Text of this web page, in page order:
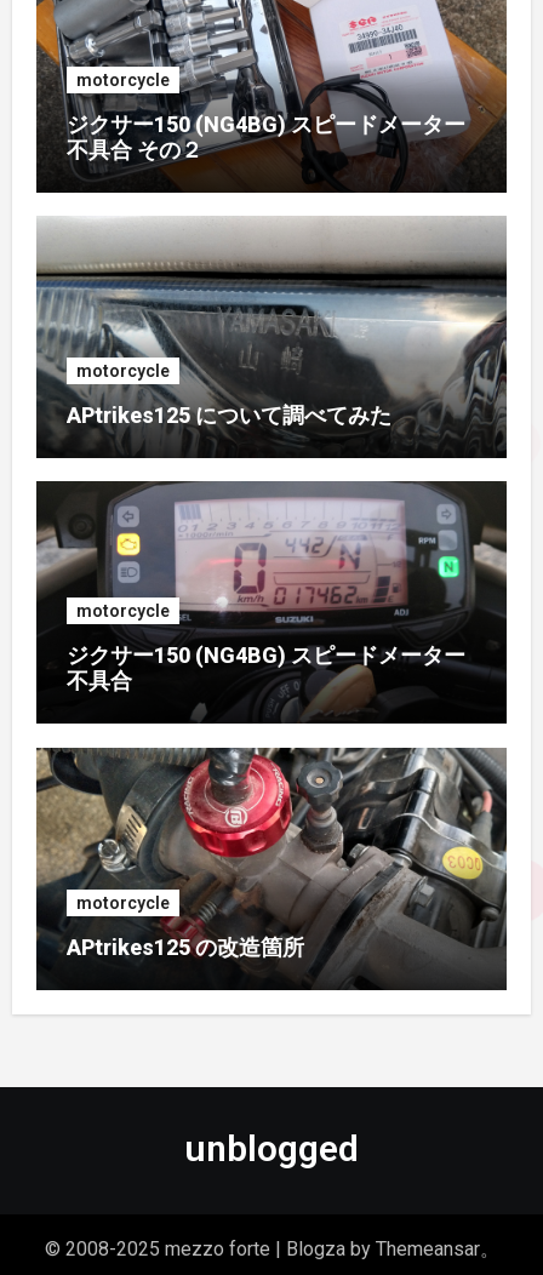
2017年7月 (2)
2017年4月 (1)
2017年3月
2017年2月
2017年1月 (1)
2016年10月 (1)
2016年9月 (3)
2016年8月 (2)
2016年7月 (1)
2016年6月 (3)
2016年5月 (4)
2016年4月 (2)
2015年11月 (2)
2015年9月 (3)
2015年8月 (2)
2014年11月 (4)
motorcycle
ジクサー150 (NG4BG) スピードメーター
不具合 その２
motorcycle
APtrikes125 について調べてみた
motorcycle
ジクサー150 (NG4BG) スピードメーター
不具合
motorcycle
APtrikes125 の改造箇所
unblogged
© 2008-2025 mezzo forte | Blogzaby Themeansar。